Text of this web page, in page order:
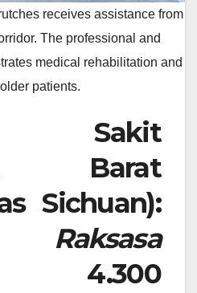
receives assistance from
The professional and
medical rehabilitation and
patients.
Sakit
Barat
Sichuan):
Raksasa
4.300